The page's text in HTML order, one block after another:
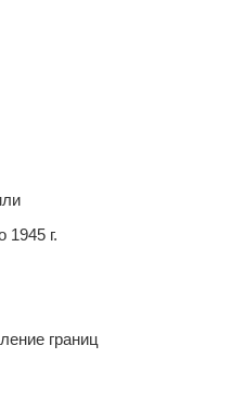
1945 г.
границ